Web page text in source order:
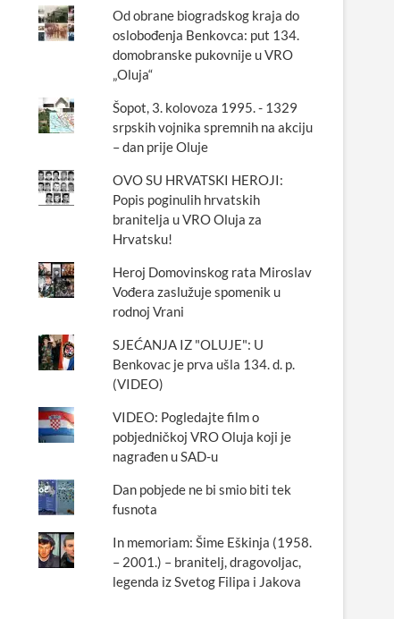
Od obrane biogradskog kraja do
oslobođenja Benkovca: put 134.
domobranske pukovnije u VRO
„Oluja“
Šopot, 3. kolovoza 1995. - 1329
srpskih vojnika spremnih na akciju
– dan prije Oluje
OVO SU HRVATSKI HEROJI:
Popis poginulih hrvatskih
branitelja u VRO Oluja za
Hrvatsku!
Heroj Domovinskog rata Miroslav
Vođera zaslužuje spomenik u
rodnoj Vrani
SJEĆANJA IZ "OLUJE": U
Benkovac je prva ušla 134. d. p.
(VIDEO)
VIDEO: Pogledajte film o
pobjedničkoj VRO Oluja koji je
nagrađen u SAD-u
Dan pobjede ne bi smio biti tek
fusnota
In memoriam: Šime Eškinja (1958.
– 2001.) – branitelj, dragovoljac,
legenda iz Svetog Filipa i Jakova